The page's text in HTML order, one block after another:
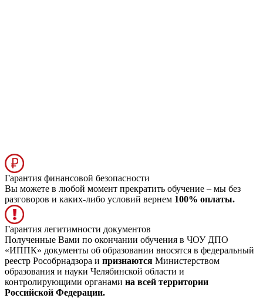
Гарантия финансовой безопасности
Вы можете в любой момент прекратить обучение – мы без
разговоров и каких-либо условий вернем 100% оплаты.
Гарантия легитимности документов
Полученные Вами по окончании обучения в ЧОУ ДПО
«ИППК» документы об образовании вносятся в федеральный
реестр Рособрнадзора и признаются Министерством
образования и науки Челябинской области и
контролирующими органами на всей территории
Российской Федерации.